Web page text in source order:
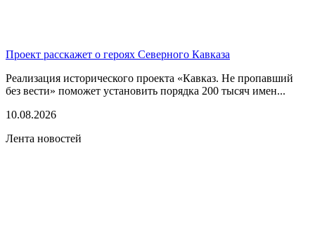
Проект расскажет о героях Северного Кавказа
Реализация исторического проекта «Кавказ. Не пропавший
без вести» поможет установить порядка 200 тысяч имен...
10.08.2026
Лента новостей